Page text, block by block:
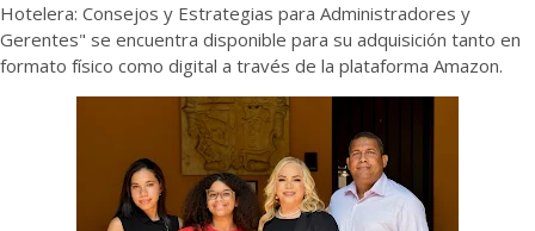
Hotelera: Consejos y Estrategias para Administradores y
Gerentes" se encuentra disponible para su adquisición tanto en
formato físico como digital a través de la plataforma Amazon.